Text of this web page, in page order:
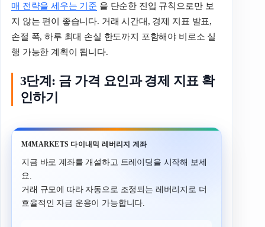
매 전략을 세우는 기준 을 단순한 진입 규칙으로만 보
지 않는 편이 좋습니다. 거래 시간대, 경제 지표 발표,
손절 폭, 하루 최대 손실 한도까지 포함해야 비로소 실
행 가능한 계획이 됩니다.
3단계: 금 가격 요인과 경제 지표 확
인하기
M4MARKETS 다이내믹 레버리지 계좌
지금 바로 계좌를 개설하고 트레이딩을 시작해 보세
요.
거래 규모에 따라 자동으로 조정되는 레버리지로 더
효율적인 자금 운용이 가능합니다.